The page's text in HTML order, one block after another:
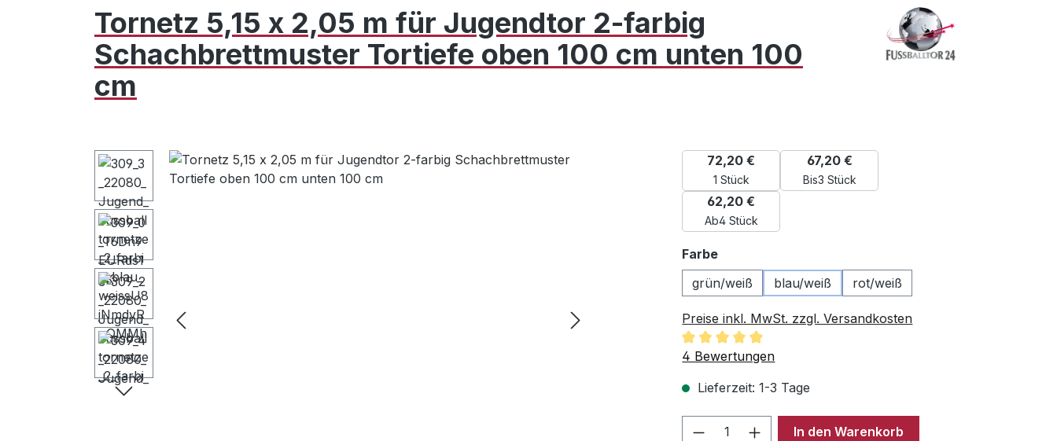
Tornetz 5,15 x 2,05 m für Jugendtor 2-farbig
Schachbrettmuster Tortiefe oben 100 cm unten 100
cm
Bildergalerie überspringen
1 Stück
72,20 €
Bis3 Stück
67,20 €
Ab4 Stück
62,20 €
Farbeauswählen
grün/weiß
blau/weiß rot/weiß
Preise inkl. MwSt. zzgl. Versandkosten
Durchschnittliche Bewertung von 5 von 5 Sternen
4 Bewertungen
Lieferzeit: 1-3 Tage
Produkt Anzahl: Gib den gewünschten
In den Warenkorb